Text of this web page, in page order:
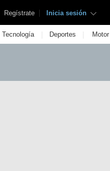
Regístrate | Inicia sesión
Tecnología | Deportes | Motor